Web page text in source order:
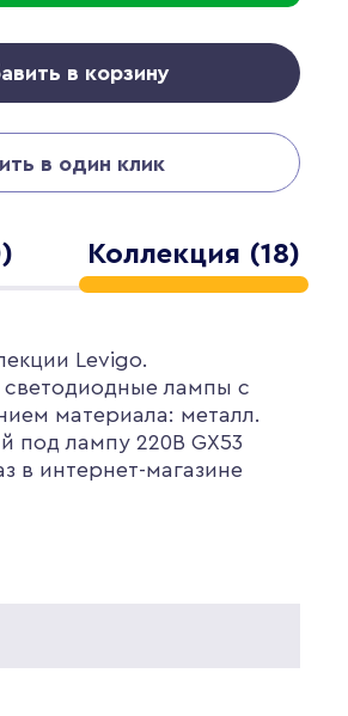
в корзину
в один клик
Коллекция (18)
Levigo.
светодиодные лампы с
материала: металл.
под лампу 220В GX53
в интернет-магазине